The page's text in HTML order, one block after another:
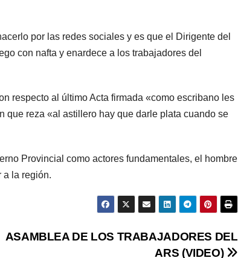
por las redes sociales y es que el Dirigente del
con nafta y enardece a los trabajadores del
respecto al último Acta firmada «como escribano les
reza «al astillero hay que darle plata cuando se
Provincial como actores fundamentales, el hombre
a la región.
ASAMBLEA DE LOS TRABAJADORES DEL
ARS (VIDEO)